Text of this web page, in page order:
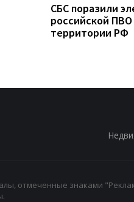
СБС поразили
российской ПВО
территории РФ
отмеченные знаками